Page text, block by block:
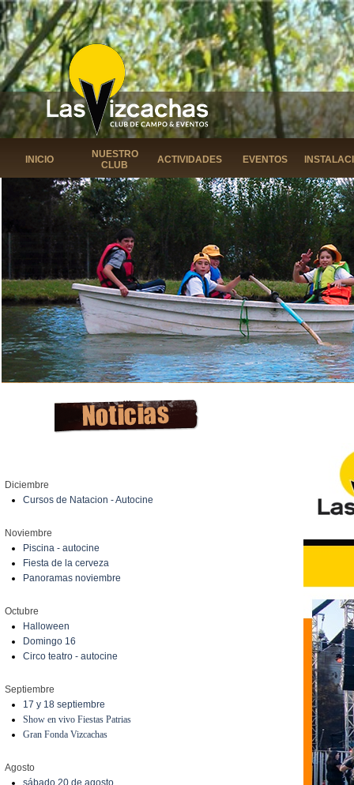
INICIO
NUESTRO
CLUB
ACTIVIDADES EVENTOS
Diciembre
Cursos de Natacion - Autocine
Noviembre
Piscina - autocine
Fiesta de la cerveza
Panoramas noviembre
Octubre
Halloween
Domingo 16
Circo teatro - autocine
Septiembre
17 y 18 septiembre
Show en vivo Fiestas Patrias
Gran Fonda Vizcachas
Agosto
sábado 20 de agosto